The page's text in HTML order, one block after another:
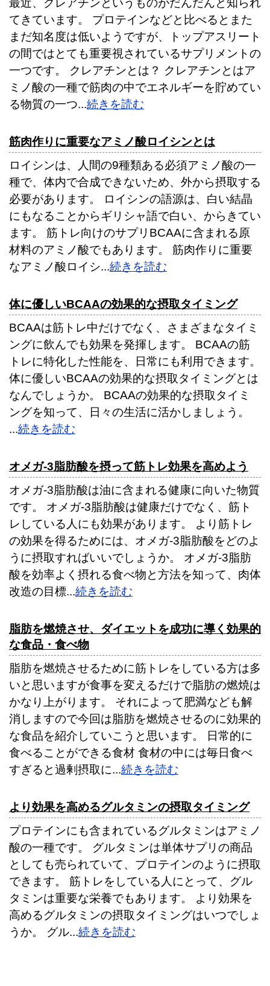
最近、クレアチンというものがだんだんと知られ
てきています。 プロテインなどと比べるとまた
まだ知名度は低いようですが、トップアスリート
の間ではとても重要視されているサプリメントの
一つです。 クレアチンとは？ クレアチンとはア
ミノ酸の一種で筋肉の中でエネルギーを貯めてい
る物質の一つ...続きを読む
筋肉作りに重要なアミノ酸ロイシンとは
ロイシンは、人間の9種類ある必須アミノ酸の一
種で、体内で合成できないため、外から摂取する
必要があります。 ロイシンの語源は、白い結晶
にもなることからギリシャ語で白い、からきてい
ます。 筋トレ向けのサプリBCAAに含まれる原
材料のアミノ酸でもあります。 筋肉作りに重要
なアミノ酸ロイシ...続きを読む
体に優しいBCAAの効果的な摂取タイミング
BCAAは筋トレ中だけでなく、さまざまなタイミ
ングに飲んでも効果を発揮します。 BCAAの筋
トレに特化した性能を、日常にも利用できます。
体に優しいBCAAの効果的な摂取タイミングとは
なんでしょうか。 BCAAの効果的な摂取タイミ
ングを知って、日々の生活に活かしましょう。
...続きを読む
オメガ-3脂肪酸を摂って筋トレ効果を高めよう
オメガ-3脂肪酸は油に含まれる健康に向いた物質
です。 オメガ-3脂肪酸は健康だけでなく、筋ト
レしている人にも効果があります。 より筋トレ
の効果を得るためには、オメガ-3脂肪酸をどのよ
うに摂取すればいいでしょうか。 オメガ-3脂肪
酸を効率よく摂れる食べ物と方法を知って、肉体
改造の目標...続きを読む
脂肪を燃焼させ、ダイエットを成功に導く効果的
な食品・食べ物
脂肪を燃焼させるために筋トレをしている方は多
いと思いますが食事を変えるだけで脂肪の燃焼は
かなり上がります。 それによって肥満なども解
消しますので今回は脂肪を燃焼させるのに効果的
な食品を紹介していこうと思います。 日常的に
食べることができる食材 食材の中には毎日食べ
すぎると過剰摂取に...続きを読む
より効果を高めるグルタミンの摂取タイミング
プロテインにも含まれているグルタミンはアミノ
酸の一種です。 グルタミンは単体サプリの商品
としても売られていて、プロテインのように摂取
できます。 筋トレをしている人にとって、グル
タミンは重要な栄養でもあります。 より効果を
高めるグルタミンの摂取タイミングはいつでしょ
うか。 グル...続きを読む